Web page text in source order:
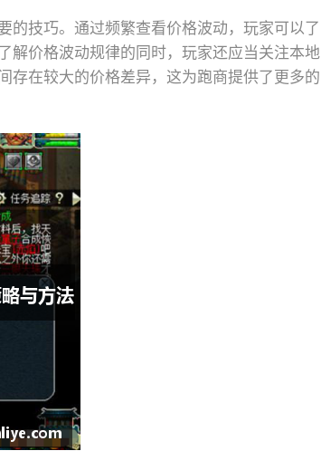
的技巧。通过频繁查看价格波动，玩家可以了
解价格波动规律的同时，玩家还应当关注本地
存在较大的价格差异，这为跑商提供了更多的